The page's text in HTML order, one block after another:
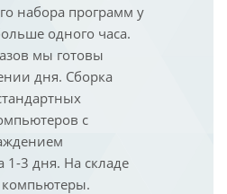
набора программ у
одного часа.
мы готовы
дня. Сборка
с
1-3 дня. На складе
компьютеры.